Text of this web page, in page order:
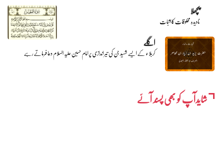
پچھلا
نادیدہ مخلوقات کا اثبات
اگلے
کربلاء کے ایسے شہید جن کی تیر اندازی پر امام حسین علیہ السلام دعا فرماتے رہے
شایدآپ کو بھی پسند آئے